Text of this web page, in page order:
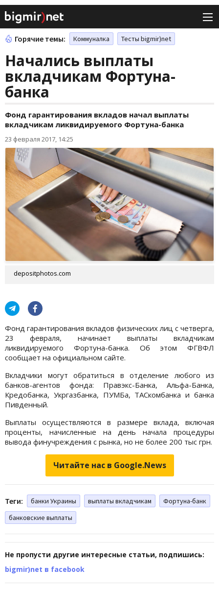
Горячие темы: Коммуналка Тесты bigmir)net
Начались выплаты
вкладчикам Фортуна-
банка
Фонд гарантирования вкладов начал выплаты
вкладчикам ликвидируемого Фортуна-банка
23 февраля 2017, 14:25
depositphotos.com
Фонд гарантирования вкладов физических лиц с четверга,
23 февраля, начинает выплаты вкладчикам
ликвидируемого Фортуна-банка. Об этом ФГВФЛ
сообщает на официальном сайте.
Вкладчики могут обратиться в отделение любого из
банков-агентов фонда: Правэкс-Банка, Альфа-Банка,
Кредобанка, Укргазбанка, ПУМБа, ТАСкомбанка и банка
Пивденный.
Выплаты осуществляются в размере вклада, включая
проценты, начисленные на день начала процедуры
вывода финучреждения с рынка, но не более 200 тыс грн.
Читайте нас в Google.News
Теги: банки Украины выплаты вкладчикам
Фортуна-банк
банковские выплаты
Не пропусти другие интересные статьи, подпишись:
bigmir)net в facebook